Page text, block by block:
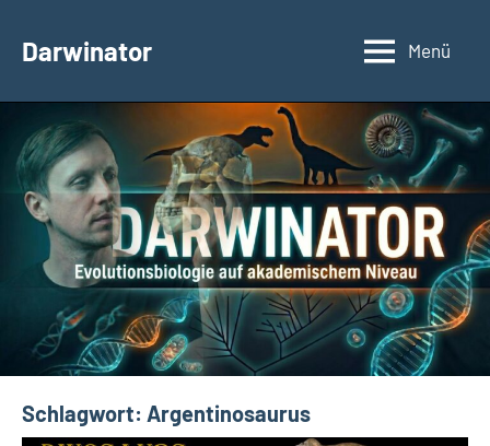
InhaltDarwinator
Evolutionsbiologie
Menü
Schlagwort: Argentinosaurus